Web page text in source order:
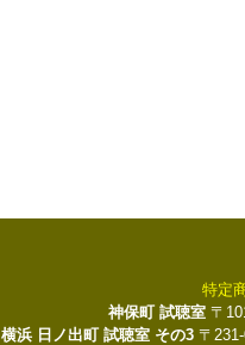
特定
神保町 試聴室 〒
横浜 日ノ出町 試聴室 その3 〒